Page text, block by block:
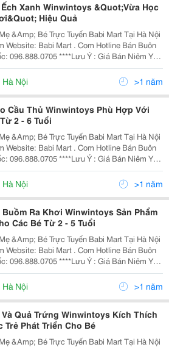
Xanh Winwintoys &Quot;Vừa Học
Hiệu Quả
&Amp; Bé Trực Tuyến Babi Mart Tại Hà Nội
****Lưu Ý : Giá Bán Niêm Yết
Tại Hà Nội, Giá Tại Hồ Chí Minh Có Thể Cao
Hơn Giá Bán Tại
Hà Nội >1 năm
Thủ Winwintoys Phù Hợp Với
2 - 6 Tuổi
&Amp; Bé Trực Tuyến Babi Mart Tại Hà Nội
****Lưu Ý : Giá Bán Niêm Yết
Tại Hà Nội, Giá Tại Hồ Chí Minh Có Thể Cao
Hơn Giá Bán Tại
Hà Nội >1 năm
Ra Khơi Winwintoys Sản Phẩm
Các Bé Từ 2 - 5 Tuổi
&Amp; Bé Trực Tuyến Babi Mart Tại Hà Nội
****Lưu Ý : Giá Bán Niêm Yết
Tại Hà Nội, Giá Tại Hồ Chí Minh Có Thể Cao
Hơn Giá Bán Tại
Hà Nội >1 năm
Và Quả Trứng Winwintoys Kích Thích
Trẻ Phát Triển Cho Bé
&Amp; Bé Trực Tuyến Babi Mart Tại Hà Nội